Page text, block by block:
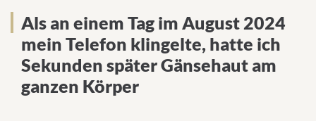
Als an einem Tag im August 2024
mein Telefon klingelte, hatte ich
Sekunden später Gänsehaut am
ganzen Körper.
Als an einem Tag im August 2024
mein Telefon klingelte, hatte ich
Sekunden später Gänsehaut am
ganzen Körper